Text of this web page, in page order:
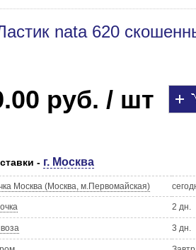
nata 620
руб. / шт
- г. Москва
Москва (Москва, м.Первомайская)
2 дн.
3 дн.